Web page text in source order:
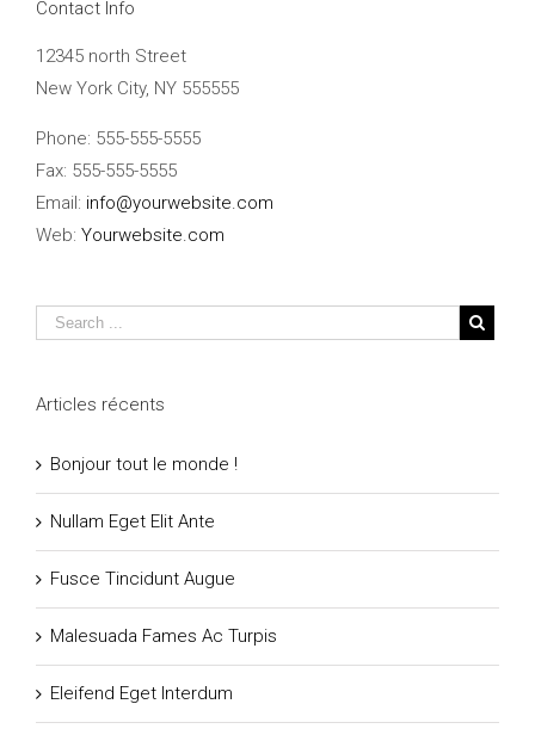
Contact Info
12345 north Street
New York City, NY 555555
Phone: 555-555-5555
Fax: 555-555-5555
Email: info@yourwebsite.com
Web: Yourwebsite.com
Articles récents
Bonjour tout le monde !
Nullam Eget Elit Ante
Fusce Tincidunt Augue
Malesuada Fames Ac Turpis
Eleifend Eget Interdum